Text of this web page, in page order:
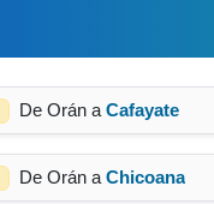
De Orán a Cafayate
De Orán a Chicoana